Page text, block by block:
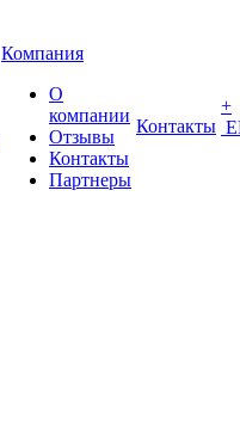
Компания
О
компании
Отзывы
Контакты
Партнеры
Контакты
+